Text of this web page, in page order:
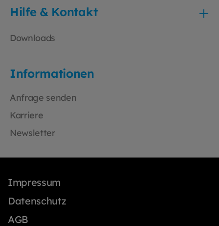
Hilfe & Kontakt
Downloads
Informationen
Anfrage senden
Karriere
Newsletter
Impressum
Datenschutz
AGB